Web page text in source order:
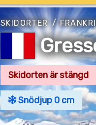
SKIDORTER/
Skidorten är stängd
Snödjup 0 cm